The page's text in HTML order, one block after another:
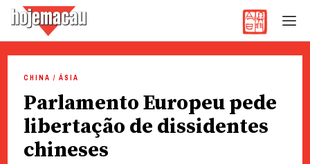
content
CHINA / ÁSIA
Parlamento Europeu pede
libertação de dissidentes
chineses